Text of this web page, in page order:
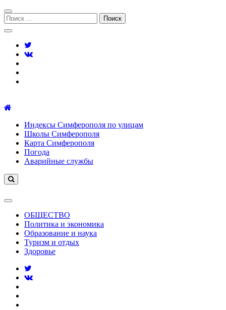
Перейти
к
навигации
Перейти
к
содержимому
Поиск:
Индексы Симферополя по улицам
Школы Симферополя
Карта Симферополя
Погода
Аварийные службы
ОБЩЕСТВО
Политика и экономика
Образование и наука
Туризм и отдых
Здоровье